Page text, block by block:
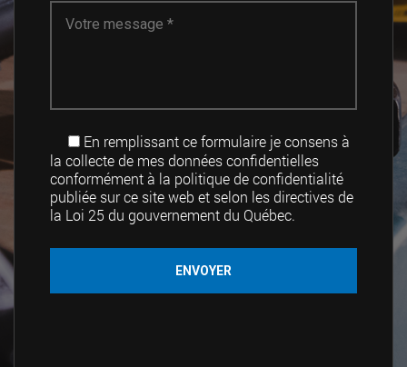
En remplissant ce formulaire je consens à
la collecte de mes données confidentielles
conformément à la politique de confidentialité
publiée sur ce site web et selon les directives de
la Loi 25 du gouvernement du Québec.